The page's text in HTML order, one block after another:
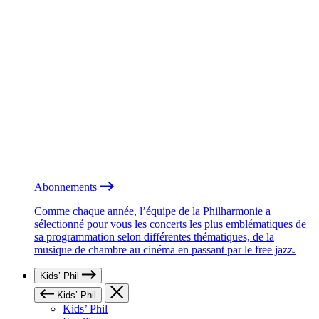
Abonnements
Comme chaque année, l’équipe de la Philharmonie a
sélectionné pour vous les concerts les plus emblématiques de
sa programmation selon différentes thématiques, de la
musique de chambre au cinéma en passant par le free jazz.
Kids’ Phil
Kids’ Phil
Kids’ Phil